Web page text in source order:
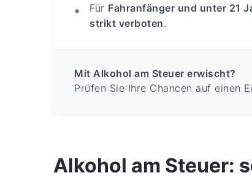
Für Fahranfänger und unter 21
strikt verboten.
Mit Alkohol am Steuer erwischt?
Prüfen Sie Ihre Chancen auf einen
Alkohol am Steuer: